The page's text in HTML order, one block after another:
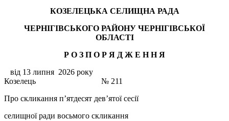
КОЗЕЛЕЦЬКА СЕЛИЩНА РАДА
ЧЕРНІГІВСЬКОГО РАЙОНУ ЧЕРНІГІВСЬКОЇ
ОБЛАСТІ
Р О З П О Р Я Д Ж Е ННЯ
від 13 липня 2026 року
Козелець № 211
Про скликання п’ятдесят дев’ятої сесії
селищної ради восьмого скликання